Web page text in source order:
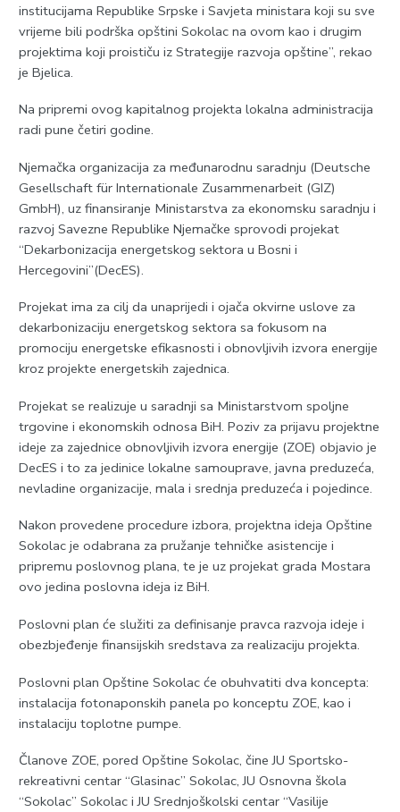
institucijama Republike Srpske i Savjeta ministara koji su sve
vrijeme bili podrška opštini Sokolac na ovom kao i drugim
projektima koji proističu iz Strategije razvoja opštine”, rekao
je Bjelica.
Na pripremi ovog kapitalnog projekta lokalna administracija
radi pune četiri godine.
Njemačka organizacija za međunarodnu saradnju (Deutsche
Gesellschaft für Internationale Zusammenarbeit (GIZ)
GmbH), uz finansiranje Ministarstva za ekonomsku saradnju i
razvoj Savezne Republike Njemačke sprovodi projekat
“Dekarbonizacija energetskog sektora u Bosni i
Hercegovini”(DecES).
Projekat ima za cilj da unaprijedi i ojača okvirne uslove za
dekarbonizaciju energetskog sektora sa fokusom na
promociju energetske efikasnosti i obnovljivih izvora energije
kroz projekte energetskih zajednica.
Projekat se realizuje u saradnji sa Ministarstvom spoljne
trgovine i ekonomskih odnosa BiH. Poziv za prijavu projektne
ideje za zajednice obnovljivih izvora energije (ZOE) objavio je
DecES i to za jedinice lokalne samouprave, javna preduzeća,
nevladine organizacije, mala i srednja preduzeća i pojedince.
Nakon provedene procedure izbora, projektna ideja Opštine
Sokolac je odabrana za pružanje tehničke asistencije i
pripremu poslovnog plana, te je uz projekat grada Mostara
ovo jedina poslovna ideja iz BiH.
Poslovni plan će služiti za definisanje pravca razvoja ideje i
obezbjeđenje finansijskih sredstava za realizaciju projekta.
Poslovni plan Opštine Sokolac će obuhvatiti dva koncepta:
instalacija fotonaponskih panela po konceptu ZOE, kao i
instalaciju toplotne pumpe.
Članove ZOE, pored Opštine Sokolac, čine JU Sportsko-
rekreativni centar “Glasinac” Sokolac, JU Osnovna škola
“Sokolac” Sokolac i JU Srednjoškolski centar “Vasilije